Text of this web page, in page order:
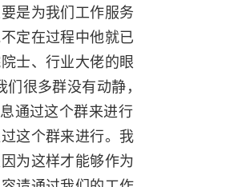
是为我们工作服务
定在过程中他就已
士、行业大佬的眼
很多群没有动静，
通过这个群来进行
这个群来进行。我
为这样才能够作为